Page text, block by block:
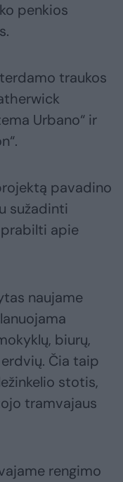
penkios
traukos
Urbano“ ir
pavadino
sužadinti
apie
naujame
biurų,
Čia taip
stotis,
tramvajaus
rengimo